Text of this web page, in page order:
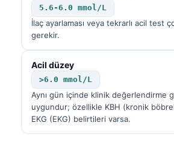
5.6-6.0 mmol/L
İlaç ayarlaması veya tekrarlı acil test
gerekir.
Acil düzey
>6.0 mmol/L
Aynı gün içinde klinik değerlendirme
uygundur; özellikle KBH (kronik
EKG (EKG) belirtileri varsa.